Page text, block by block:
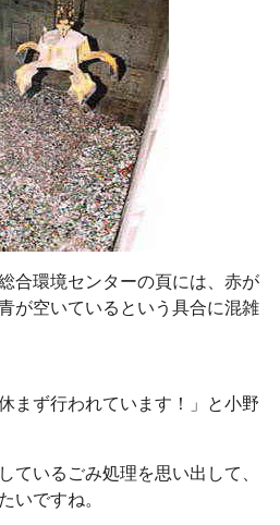
合環境センターの頁には、赤が
が空いているという具合に混雑
まず行われています！」と小野
ているごみ処理を思い出して、
いですね。